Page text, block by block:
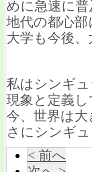
めに急速に
地代の都心
大学も今後
私はシンギ
現象と定義
今、世界は
さにシンギ
< 前へ